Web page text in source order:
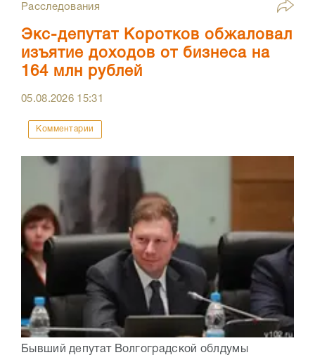
Расследования
Экс-депутат Коротков обжаловал
изъятие доходов от бизнеса на
164 млн рублей
05.08.2026 15:31
Комментарии
Бывший депутат Волгоградской облдумы